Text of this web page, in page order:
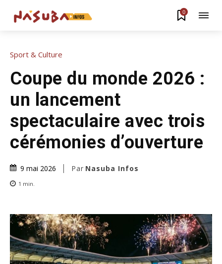
0
Sport & Culture
Coupe du monde 2026 :
un lancement
spectaculaire avec trois
cérémonies d’ouverture
9 mai 2026 Par Nasuba Infos
1 min.